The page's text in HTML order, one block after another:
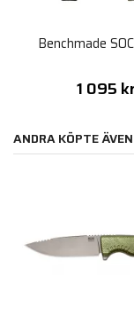
Benchmade
1 095
ANDRA KÖPTE ÄVEN